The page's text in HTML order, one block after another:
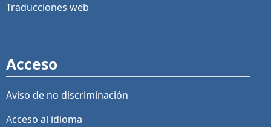
Traducciones web
Acceso
Aviso de no discriminación
Acceso al idioma